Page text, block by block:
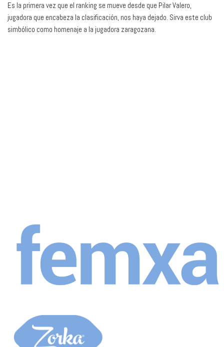
Es la primera vez que el ranking se mueve desde que Pilar Valero,
jugadora que encabeza la clasificación, nos haya dejado. Sirva este club
simbólico como homenaje a la jugadora zaragozana.